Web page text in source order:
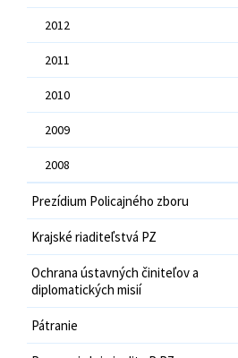
2012
2011
2010
2009
2008
Prezídium Policajného zboru
Krajské riaditeľstvá PZ
Ochrana ústavných činiteľov a
diplomatických misií
Pátranie